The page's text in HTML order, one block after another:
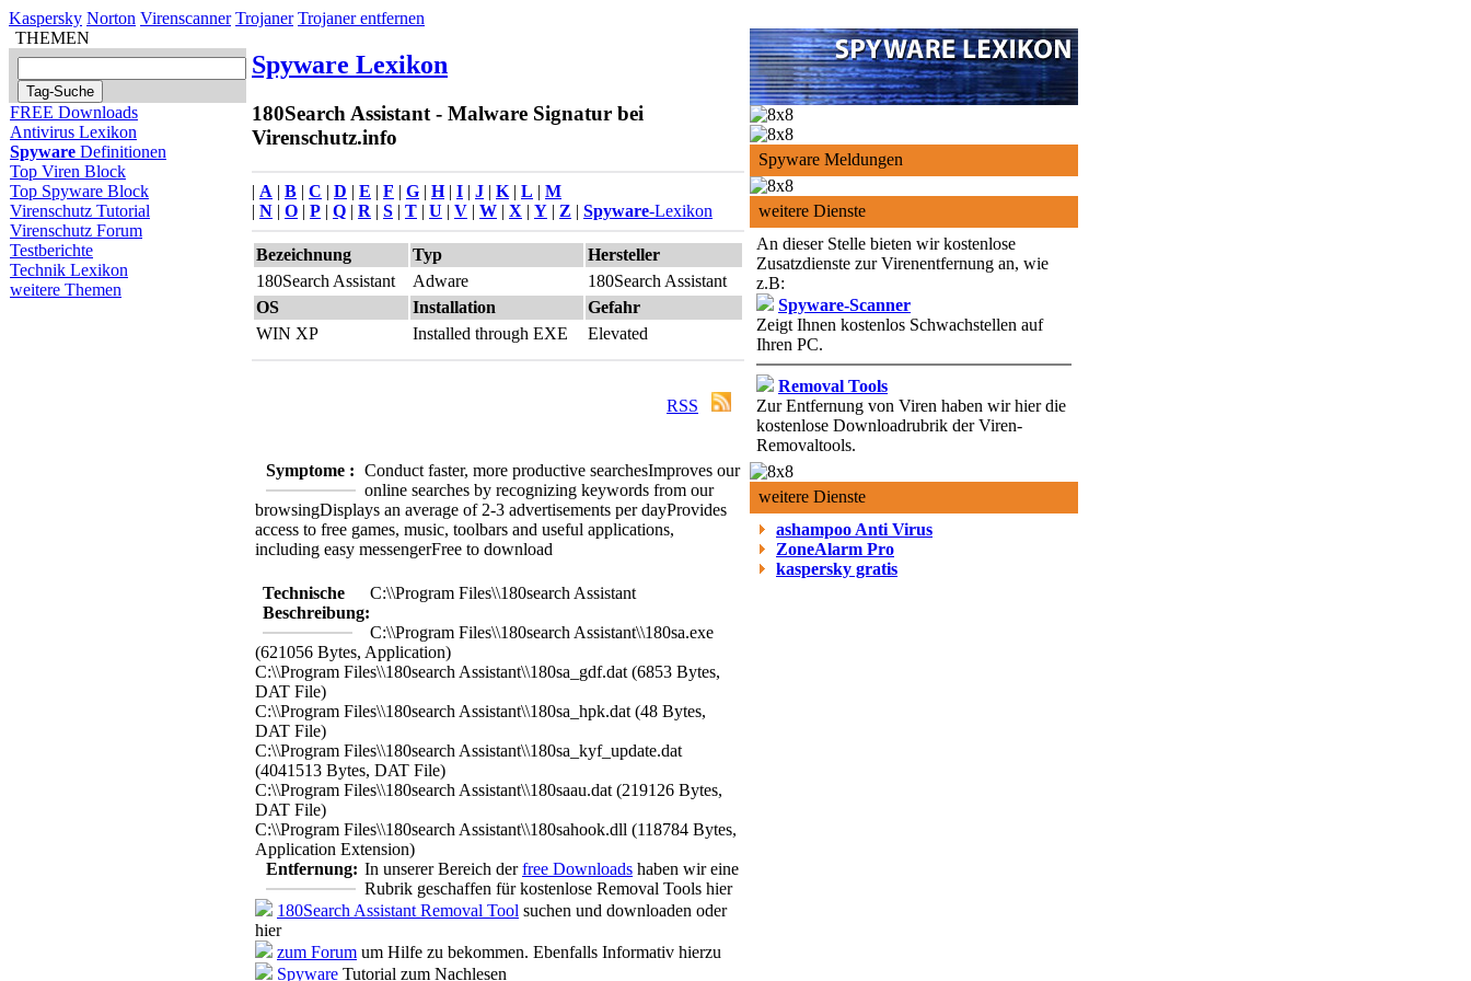
Kaspersky Norton Virenscanner Trojaner Trojaner entfernen
THEMEN
FREE Downloads
Antivirus Lexikon
Spyware Definitionen
Top Viren Block
Top Spyware Block
Virenschutz Tutorial
Virenschutz Forum
Testberichte
Technik Lexikon
weitere Themen
Spyware Lexikon
180Search Assistant - Malware Signatur bei
Virenschutz.info
| A | B | C | D | E | F | G | H| I | J | K | L | M
| N | O | P | Q | R | S | T | U | V | W | X | Y | Z | Spyware-Lexikon
Bezeichnung Typ
Hersteller
180Search Assistant
Adware
180Search Assistant
OS
Installation
Gefahr
WIN XP
Installed through EXE Elevated
RSS
Symptome : Conduct faster, more productive searchesImproves our
online searches by recognizing keywords from our
browsingDisplays an average of 2-3 advertisements per dayProvides
access to free games, music, toolbars and useful applications,
including easy messengerFree to download
Technische
Beschreibung:
C:\\Program Files\\180search Assistant
C:\\Program Files\\180search Assistant\\180sa.exe
(621056 Bytes, Application)
C:\\Program Files\\180search Assistant\\180sa_gdf.dat (6853 Bytes,
DAT File)
C:\\Program Files\\180search Assistant\\180sa_hpk.dat (48 Bytes,
DAT File)
C:\\Program Files\\180search Assistant\\180sa_kyf_update.dat
(4041513 Bytes, DAT File)
C:\\Program Files\\180search Assistant\\180saau.dat (219126 Bytes,
DAT File)
C:\\Program Files\\180search Assistant\\180sahook.dll (118784 Bytes,
Application Extension)
Entfernung: In unserer Bereich derfree Downloads haben wir eine
Rubrik geschaffen für kostenlose Removal Tools hier
180Search Assistant Removal Tool suchen und downloaden oder
hier
zum Forum um Hilfe zu bekommen. Ebenfalls Informativ hierzu
Spyware Tutorial zum Nachlesen
Spyware Meldungen
weitere Dienste
An dieser Stelle bieten wir kostenlose
Zusatzdienste zur Virenentfernung an, wie
z.B:
Spyware-Scanner
Zeigt Ihnen kostenlos Schwachstellen auf
Ihren PC.
Removal Tools
Zur Entfernung von Viren haben wir hier die
kostenlose Downloadrubrik der Viren-
Removaltools.
weitere Dienste
ashampoo Anti Virus
ZoneAlarm Pro
kaspersky gratis